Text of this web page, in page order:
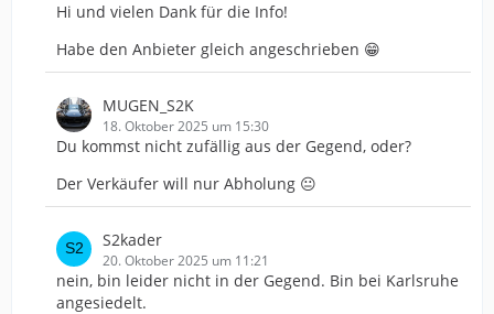
Hi und vielen Dank für die Info!
Habe den Anbieter gleich angeschrieben 😁
MUGEN_S2K
18. Oktober 2025 um 15:30
Du kommst nicht zufällig aus der Gegend, oder?
Der Verkäufer will nur Abholung 😐
S2kader
20. Oktober 2025 um 11:21
nein, bin leider nicht in der Gegend. Bin bei Karlsruhe
angesiedelt.